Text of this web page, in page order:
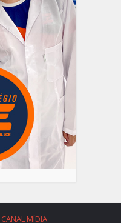
CANAL MÍDIA